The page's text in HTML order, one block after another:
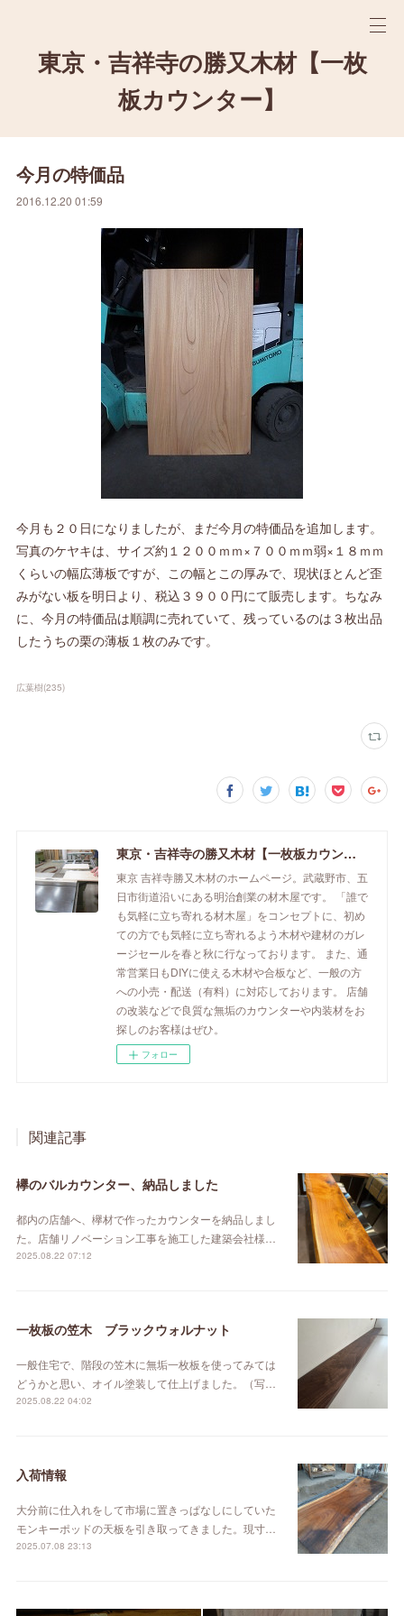
東京・吉祥寺の勝又木材【一枚
板カウンター】
今月の特価品
2016.12.20 01:59
今月も２０日になりましたが、まだ今月の特価品を追加します。
写真のケヤキは、サイズ約１２００ｍｍ×７００ｍｍ弱×１８ｍｍ
くらいの幅広薄板ですが、この幅とこの厚みで、現状ほとんど歪
みがない板を明日より、税込３９００円にて販売します。ちなみ
に、今月の特価品は順調に売れていて、残っているのは３枚出品
したうちの栗の薄板１枚のみです。
広葉樹(235)
東京・吉祥寺の勝又木材【一枚板カウンター】
東京 吉祥寺勝又木材のホームページ。武蔵野市、五
日市街道沿いにある明治創業の材木屋です。 「誰で
も気軽に立ち寄れる材木屋」をコンセプトに、初め
ての方でも気軽に立ち寄れるよう木材や建材のガレ
ージセールを春と秋に行なっております。 また、通
常営業日もDIYに使える木材や合板など、一般の方
への小売・配送（有料）に対応しております。 店舗
の改装などで良質な無垢のカウンターや内装材をお
探しのお客様はぜひ。
フォロー
関連記事
欅のバルカウンター、納品しました
都内の店舗へ、欅材で作ったカウンターを納品しまし
た。店舗リノベーション工事を施工した建築会社様…
2025.08.22 07:12
一枚板の笠木 ブラックウォルナット
一般住宅で、階段の笠木に無垢一枚板を使ってみては
どうかと思い、オイル塗装して仕上げました。（写…
2025.08.22 04:02
入荷情報
大分前に仕入れをして市場に置きっぱなしにしていた
モンキーポッドの天板を引き取ってきました。現寸…
2025.07.08 23:13